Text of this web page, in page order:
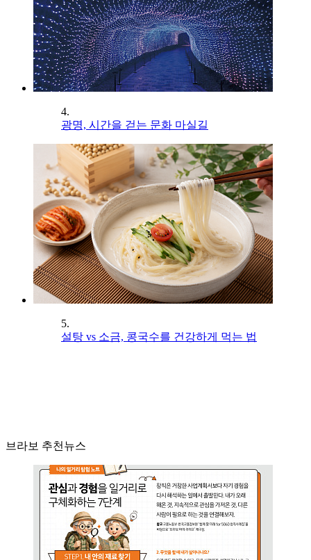
4.
광명, 시간을 걷는 문화 마실길
5.
설탕 vs 소금, 콩국수를 건강하게 먹는 법
브라보 추천뉴스